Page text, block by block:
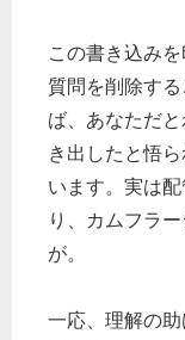
この書き込み
質問を削除す
ば、あなただ
き出したと悟
います。実は
り、カムフラ
が。
一応、理解の